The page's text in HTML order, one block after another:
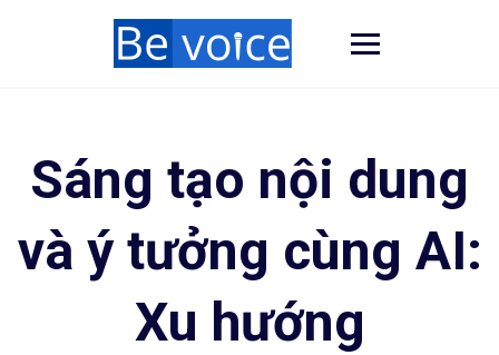
Sáng tạo nội dung
và ý tưởng cùng AI:
Xu hướng